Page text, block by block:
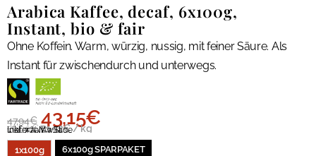
Arabica Kaffee, decaf, 6x100g,
Instant, bio & fair
Ohne Koffein. Warm, würzig, nussig, mit feiner Säure. Als
Instant für zwischendurch und unterwegs.
47,94€ 43,15€
79,90€71,92€/kg
inkl. 7 % MwSt.
Lieferzeit:3 Tage
Art.:SPAR10932
1x100g
6x100g SPARPAKET